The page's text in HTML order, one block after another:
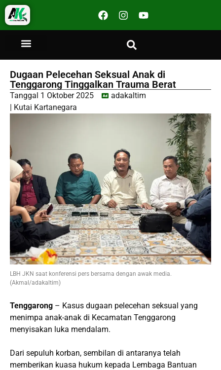
Dugaan Pelecehan Seksual Anak di
Tenggarong Tinggalkan Trauma Berat
Tanggal 1 Oktober 2025
adakaltim
Kutai Kartanegara
LBH JKN saat konferensi pers bersama dengan awak media.
(Akmal/adakaltim)
Tenggarong – Kasus dugaan pelecehan seksual yang
menimpa anak-anak di Kecamatan Tenggarong
menyisakan luka mendalam.
Dari sepuluh korban, sembilan di antaranya telah
memberikan kuasa hukum kepada Lembaga Bantuan